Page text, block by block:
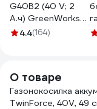
G40B2 (40 V; 2
А.ч) GreenWorks
2926907
4.4(164)
О товаре
Газонокосилка
TwinForce, 40V, 49